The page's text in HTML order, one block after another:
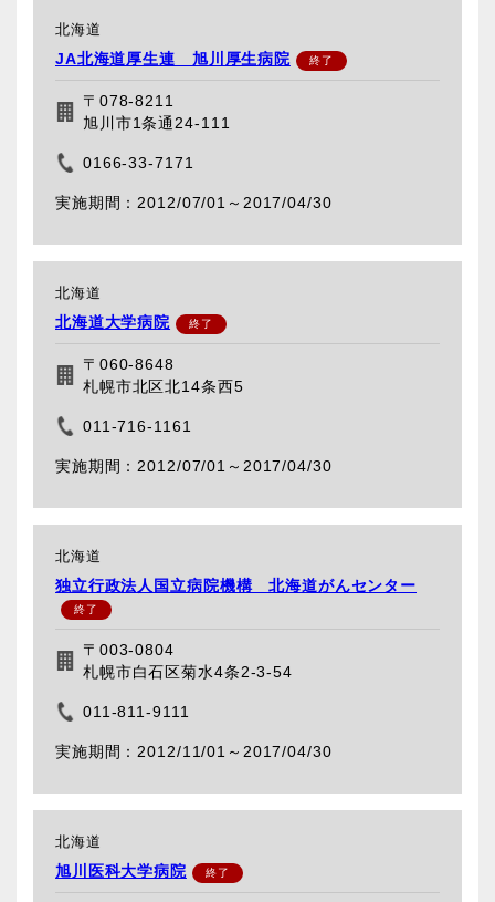
北海道
JA北海道厚生連 旭川厚生病院
〒078-8211
旭川市1条通24-111
0166-33-7171
2012/07/01～ 2017/04/30
北海道
北海道大学病院
〒060-8648
札幌市北区北14条西5
011-716-1161
2012/07/01～ 2017/04/30
北海道
独立行政法人国立病院機構 北海道がんセンター
〒003-0804
札幌市白石区菊水4条2-3-54
011-811-9111
2012/11/01～ 2017/04/30
北海道
旭川医科大学病院